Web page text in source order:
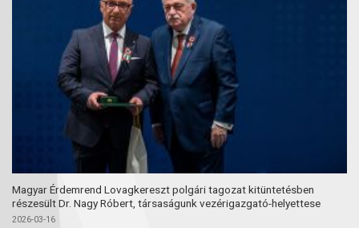
Magyar Érdemrend Lovagkereszt polgári tagozat kitüntetésben
részesült Dr. Nagy Róbert, társaságunk vezérigazgató-helyettese
2026-03-16